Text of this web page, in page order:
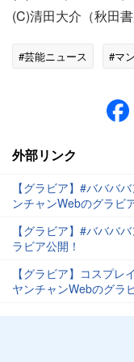
(C)清田大介（秋田書
#芸能ニュース #マ
外部リンク
【グラビア】#バババ
ンチャンWebのグラビ
【グラビア】#バババ
ラビア公開！
【グラビア】コスプレ
ヤンチャンWebのグラ